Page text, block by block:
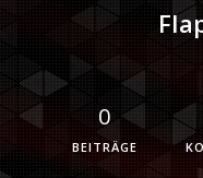
0
BEITRÄGE